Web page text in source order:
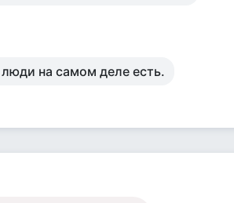
на самом деле есть.